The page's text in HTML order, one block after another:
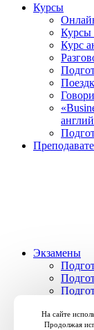
Курсы
Курсы
Курс
Экзамены
На сайте
Продолжая